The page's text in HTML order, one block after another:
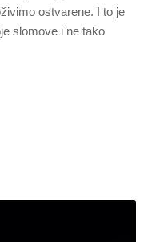
ostvarene. I to je
slomove i ne tako